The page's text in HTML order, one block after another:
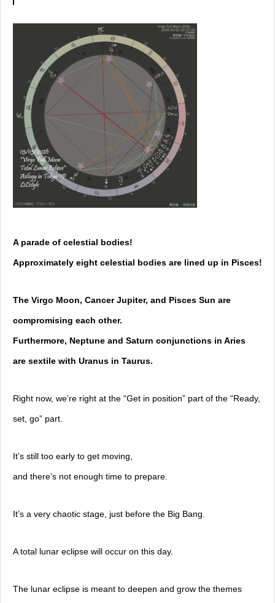
A parade of celestial bodies!
Approximately eight celestial bodies are lined up in Pisces!
The Virgo Moon, Cancer Jupiter, and Pisces Sun are
compromising each other.
Furthermore, Neptune and Saturn conjunctions in Aries
are sextile with Uranus in Taurus.
Right now, we’re right at the “Get in position” part of the “Ready,
set, go” part.
It’s still too early to get moving,
and there’s not enough time to prepare.
It’s a very chaotic stage, just before the Big Bang.
A total lunar eclipse will occur on this day.
The lunar eclipse is meant to deepen and grow the themes